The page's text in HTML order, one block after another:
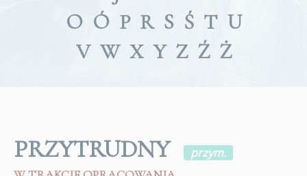
O Ó P R S Ś T U
V W X Y Z Ź Ż
PRZYTRUDNY
przym.